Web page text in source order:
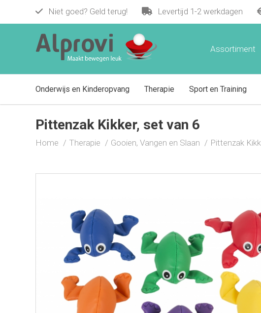
Niet goed? Geld terug! Levertijd 1-2 werkdagen
Assortiment
Onderwijs en Kinderopvang Therapie Sport en Training
Pittenzak Kikker, set van 6
Home Therapie Gooien, Vangen en Slaan Pittenzak
Pittenzak Kikker, set van 6
€ 27,95